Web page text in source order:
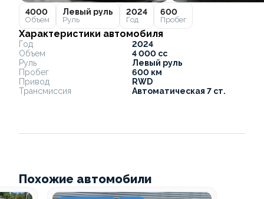
4000
Объем
Левый руль
Руль
2024
Год
600
Пробег
Характеристики автомобиля
Год
2024
Объем
4 000 cc
Руль
Левый руль
Пробег
600 км
Привод
RWD
Трансмиссия
Автоматическая 7 ст.
Похожие автомобили